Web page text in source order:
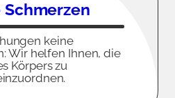
keine
Wir helfen Ihnen, die
Körpers zu